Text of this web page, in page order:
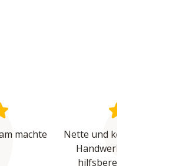
machte
Nette und kompetente
Handwerker waren
hilfsbereit und